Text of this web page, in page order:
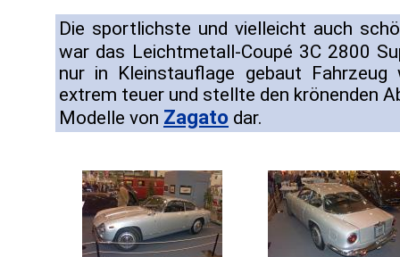
Die sportlichste und vielleicht auch
war das Leichtmetall-Coupé 3C 2800
nur in Kleinstauflage gebaut
extrem teuer und stellte den krönenden
Modelle von Zagato dar.